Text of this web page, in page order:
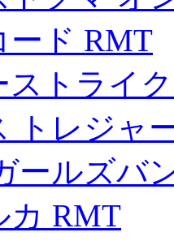
ード RMT
ストライ
トレジャ
ールズバ
カ RMT